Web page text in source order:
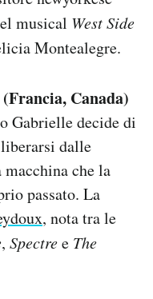
musical West Side
Montealegre.
Canada)
Gabrielle decide di
dalle
che la
passato. La
, nota tra le
, Spectree The